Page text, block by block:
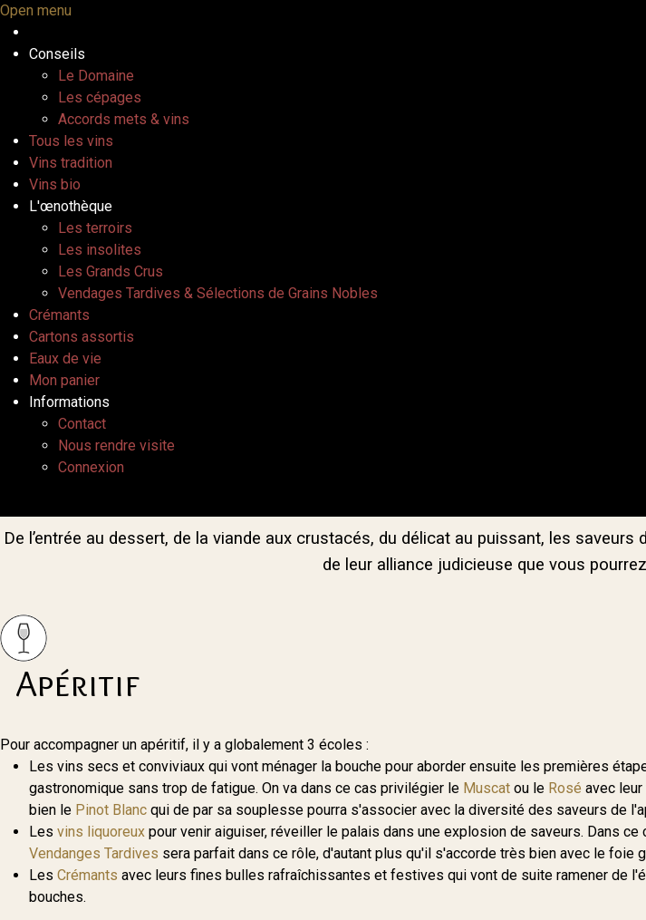
Open menu
Conseils
Le Domaine
Les cépages
Accords mets & vins
Tous les vins
Vins tradition
Vins bio
L'œnothèque
Les terroirs
Les insolites
Les Grands Crus
Vendages Tardives & Sélections de Grains Nobles
Crémants
Cartons assortis
Eaux de vie
Mon panier
Informations
Contact
Nous rendre visite
Connexion
De l’entrée au dessert, de la viande aux crustacés, du délicat au puissant, les
de leur alliance judicieuse que vous
Apéritif
Pour accompagner un apéritif, il y a globalement 3 écoles :
Les vins secs et conviviaux qui vont ménager la bouche pour aborder ensuite les premières
gastronomique sans trop de fatigue. On va dans ce cas privilégier le Muscat ou le Rosé avec
bien le Pinot Blanc qui de par sa souplesse pourra s'associer avec la diversité des saveurs de
Les vins liquoreux pour venir aiguiser, réveiller le palais dans une explosion de saveurs. Dans ce
Vendanges Tardives sera parfait dans ce rôle, d'autant plus qu'il s'accorde très bien avec le foie
Les Crémants avec leurs fines bulles rafraîchissantes et festives qui vont de suite ramener de
bouches.